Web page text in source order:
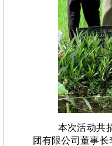
本次活动共
团有限公司董事